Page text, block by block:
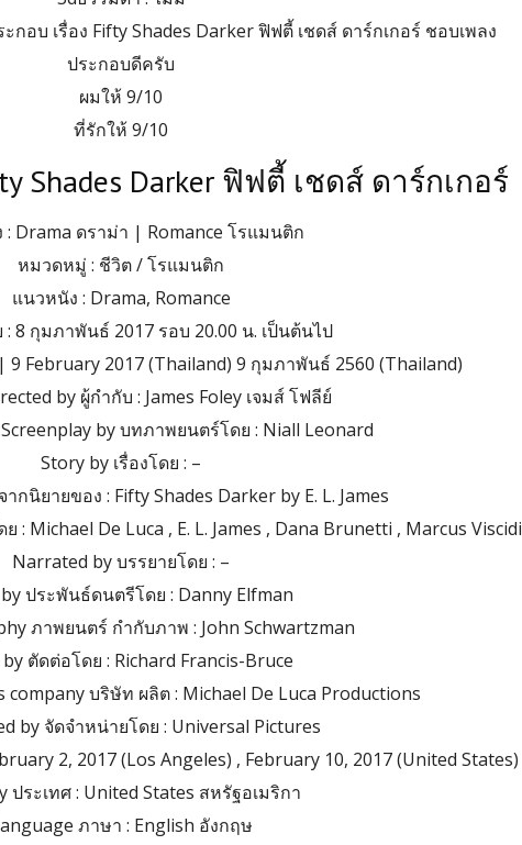
กอบ เรื่อง Fifty Shades Darker ฟิฟตี้ เชดส์ ดาร์กเกอร์ ชอบเพลง
ประกอบดีครับ
ผมให้ 9/10
ที่รักให้ 9/10
Shades Darker ฟิฟตี้ เชดส์ ดาร์กเกอร์
: Drama ดราม่า | Romance โรแมนติก
หมวดหมู่ : ชีวิต / โรแมนติก
แนวหนัง : Drama, Romance
: 8 กุมภาพันธ์ 2017 รอบ 20.00 น. เป็นต้นไป
9 February 2017 (Thailand) 9 กุมภาพันธ์ 2560 (Thailand)
by ผู้กำกับ : James Foley เจมส์ โฟลีย์
by บทภาพยนตร์โดย : Niall Leonard
Story by เรื่องโดย : –
กนิยายของ : Fifty Shades Darker by E. L. James
: Michael De Luca , E. L. James , Dana Brunetti , Marcus Viscidi
Narrated by บรรยายโดย : –
ประพันธ์ดนตรีโดย : Danny Elfman
ภาพยนตร์ กำกับภาพ : John Schwartzman
by ตัดต่อโดย : Richard Francis-Bruce
company บริษัท ผลิต : Michael De Luca Productions
by จัดจำหน่ายโดย : Universal Pictures
2, 2017 (Los Angeles) , February 10, 2017 (United States)
ประเทศ : United States สหรัฐอเมริกา
ภาษา : English อังกฤษ